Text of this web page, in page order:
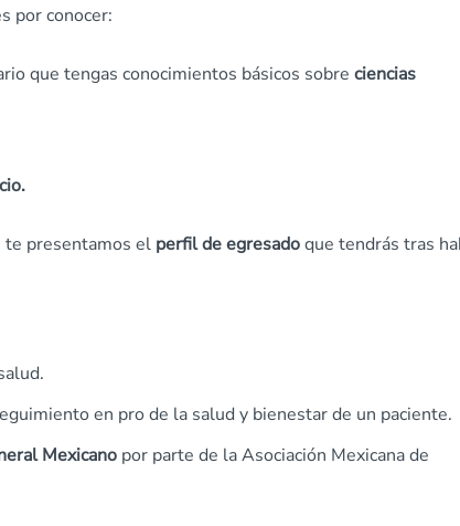
por conocer:
que tengas conocimientos básicos sobre ciencias
te presentamos el perfil de egresadoque tendrás tras
en pro de la salud y bienestar de un paciente.
Mexicano por parte de la Asociación Mexicana de